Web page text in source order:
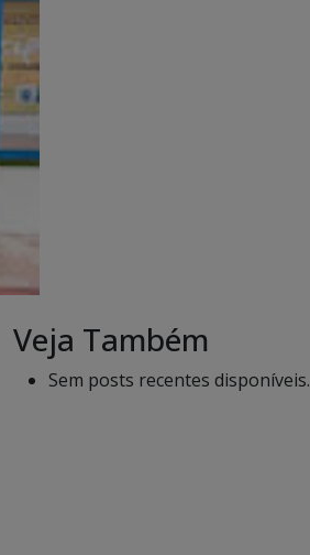
Veja Também
Sem posts recentes disponíveis.